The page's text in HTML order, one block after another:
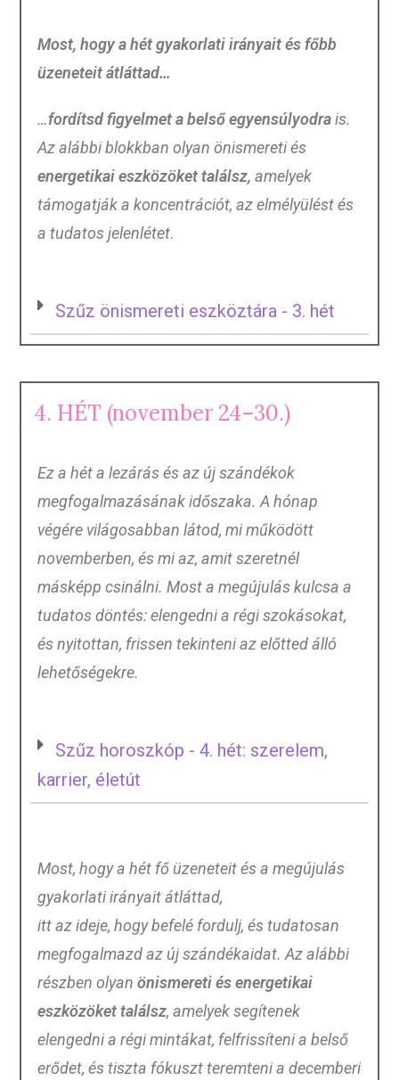
Most, hogy a hét gyakorlati irányait és főbb
üzeneteit átláttad…
…fordítsd figyelmet a belső egyensúlyodrais.
Az alábbi blokkban olyan önismereti és
energetikai eszközöket találsz, amelyek
támogatják a koncentrációt, az elmélyülést és
a tudatos jelenlétet.
Szűz önismereti eszköztára - 3. hét
4. HÉT (november 24–30.)
Ez a hét a lezárás és az új szándékok
megfogalmazásának időszaka. A hónap
végére világosabban látod, mi működött
novemberben, és mi az, amit szeretnél
másképp csinálni. Most a megújulás kulcsa a
tudatos döntés: elengedni a régi szokásokat,
és nyitottan, frissen tekinteni az előtted álló
lehetőségekre.
Szűz horoszkóp - 4. hét: szerelem,
karrier, életút
Most, hogy a hét fő üzeneteit és a megújulás
gyakorlati irányait átláttad,
itt az ideje, hogy befelé fordulj, és tudatosan
megfogalmazd az új szándékaidat.Az alábbi
részben olyan önismereti és energetikai
eszközöket találsz, amelyek segítenek
elengedni a régi mintákat, felfrissíteni a belső
erődet, és tiszta fókuszt teremteni a decemberi